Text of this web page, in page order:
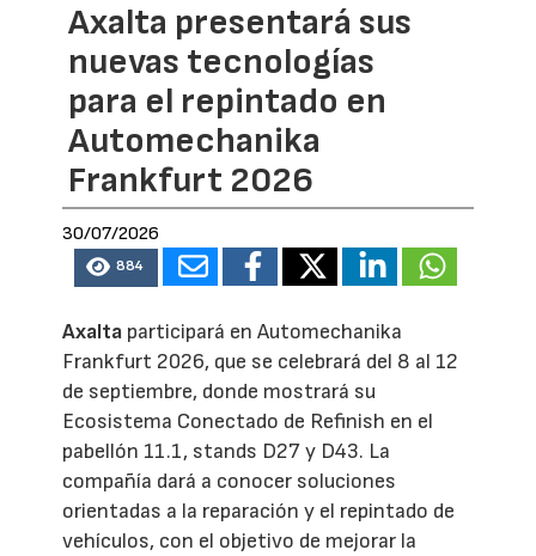
Axalta presentará sus
nuevas tecnologías
para el repintado en
Automechanika
Frankfurt 2026
30/07/2026
884
Axalta participará en Automechanika
Frankfurt 2026, que se celebrará del 8 al 12
de septiembre, donde mostrará su
Ecosistema Conectado de Refinish en el
pabellón 11.1, stands D27 y D43. La
compañía dará a conocer soluciones
orientadas a la reparación y el repintado de
vehículos, con el objetivo de mejorar la